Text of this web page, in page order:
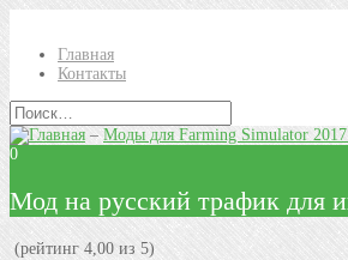
Главная
Контакты
–Моды для Farming Simulator
0
Мод на русский трафик для
(рейтинг 4,00 из 5)